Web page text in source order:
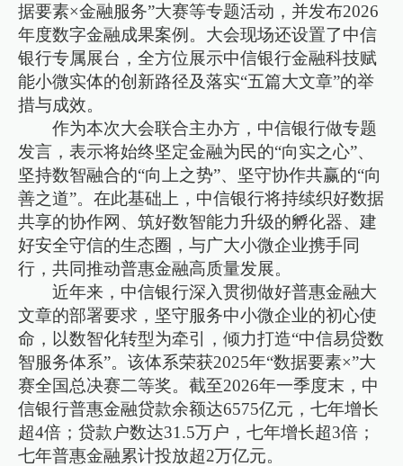
据要素×金融服务”大赛等专题活动，并发布2026
年度数字金融成果案例。大会现场还设置了中信
银行专属展台，全方位展示中信银行金融科技赋
能小微实体的创新路径及落实“五篇大文章”的举
措与成效。
作为本次大会联合主办方，中信银行做专题
发言，表示将始终坚定金融为民的“向实之心”、
坚持数智融合的“向上之势”、坚守协作共赢的“向
善之道”。在此基础上，中信银行将持续织好数据
共享的协作网、筑好数智能力升级的孵化器、建
好安全守信的生态圈，与广大小微企业携手同
行，共同推动普惠金融高质量发展。
近年来，中信银行深入贯彻做好普惠金融大
文章的部署要求，坚守服务中小微企业的初心使
命，以数智化转型为牵引，倾力打造“中信易贷数
智服务体系”。该体系荣获2025年“数据要素×”大
赛全国总决赛二等奖。截至2026年一季度末，中
信银行普惠金融贷款余额达6575亿元，七年增长
超4倍；贷款户数达31.5万户，七年增长超3倍；
七年普惠金融累计投放超2万亿元。